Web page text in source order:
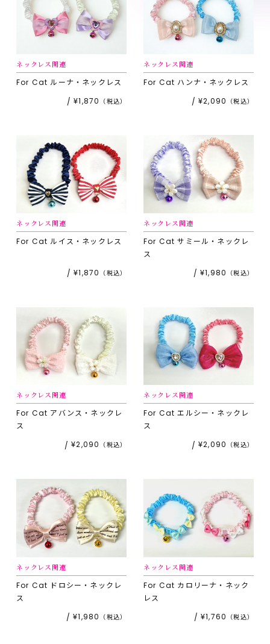
For Catルーナ・ネックレス
¥1,870
ネックレス関連
For Cat ハンナ・ネックレス
¥2,090
ネックレス関連
For Catルイス・ネックレス
¥1,870
ネックレス関連
For Catサミール・ネックレ
ス
¥1,980
ネックレス関連
For Cat アバンス・ネックレ
ス
¥2,090
ネックレス関連
For Catエルシー・ネックレ
ス
¥2,090
ネックレス関連
For Cat ドロシー・ネックレ
ス
¥1,980
ネックレス関連
For Cat カロリーナ・ネック
レス
¥1,760
ネックレス関連